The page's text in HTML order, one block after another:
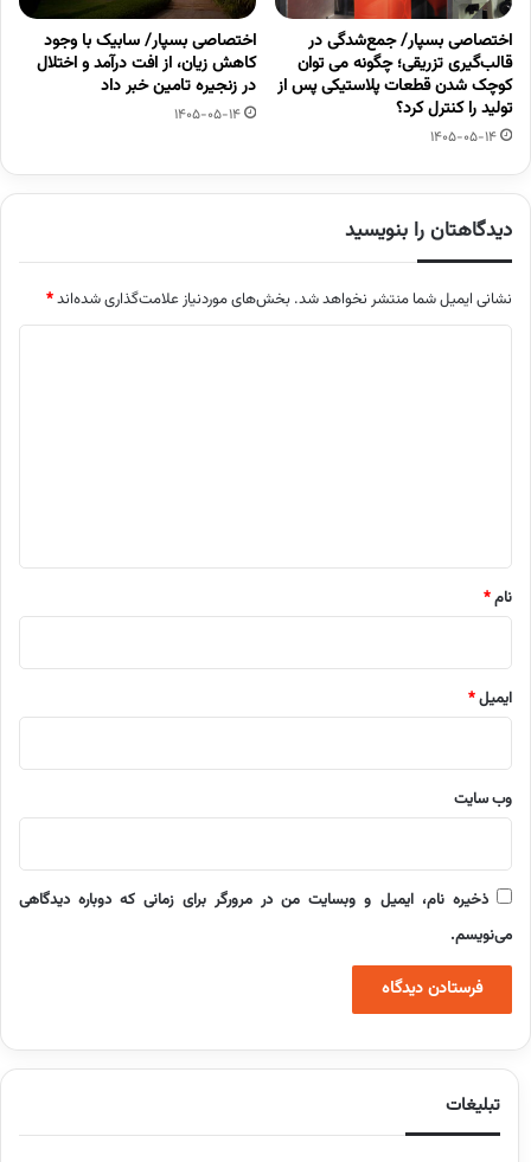
اختصاصی بسپار/ جمع‌شدگی در
قالب‌گیری تزریقی؛ چگونه می توان
کوچک شدن قطعات پلاستیکی پس از
تولید را کنترل کرد؟
1405-05-14
اختصاصی بسپار/ سابیک با وجود
کاهش زیان، از افت درآمد و اختلال
در زنجیره تامین خبر داد
1405-05-14
دیدگاهتان را بنویسید
نشانی ایمیل شما منتشر نخواهد شد. بخش‌های موردنیاز علامت‌گذاری شده‌اند*
نام*
ایمیل*
وب‌ سایت
ذخیره نام، ایمیل و وبسایت من در مرورگر برای زمانی که دوباره دیدگاهی
می‌نویسم.
تبلیغات